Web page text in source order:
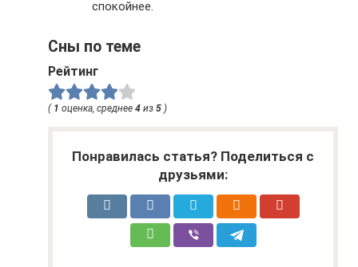
спокойнее.
Сны по теме
Рейтинг
( 1 оценка, среднее 4 из 5 )
Понравилась статья? Поделиться с
друзьями: